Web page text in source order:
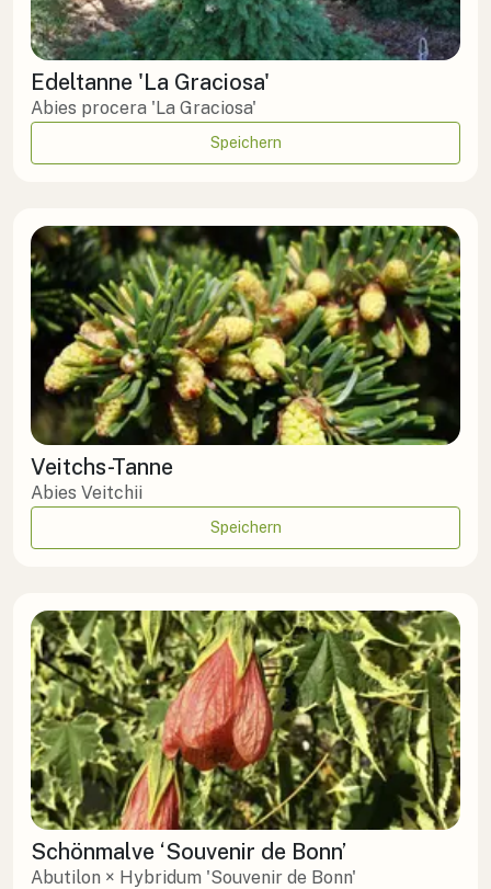
Edeltanne 'La Graciosa'
Abies procera 'La Graciosa'
Speichern
Veitchs-Tanne
Abies Veitchii
Speichern
Schönmalve ‘Souvenir de Bonn’
Abutilon × Hybridum 'Souvenir de Bonn'